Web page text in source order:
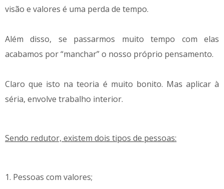
visão e valores é uma perda de tempo.
Além disso, se passarmos muito tempo com elas
acabamos por “manchar” o nosso próprio pensamento.
Claro que isto na teoria é muito bonito. Mas aplicar à
séria, envolve trabalho interior.
Sendo redutor, existem dois tipos de pessoas:
1. Pessoas com valores;